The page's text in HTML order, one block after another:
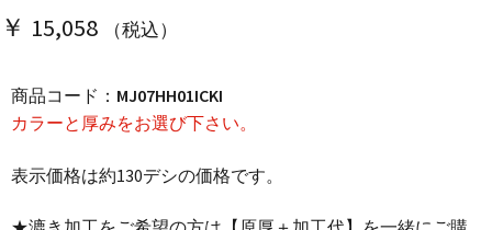
￥ 15,058 （税込）
商品コード： MJ07HH01ICKI
カラーと厚みをお選び下さい。
表示価格は約130デシの価格です。